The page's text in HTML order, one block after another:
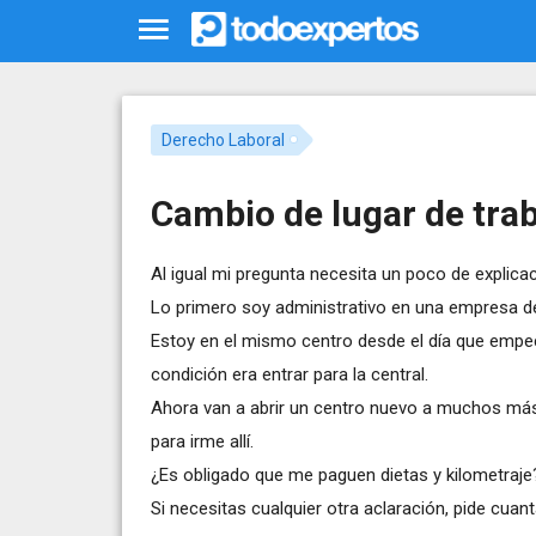
Derecho Laboral
Cambio de lugar de
Al igual mi pregunta necesita un poco de
Lo primero soy administrativo en una empresa
Estoy en el mismo centro desde el día que
condición era entrar para la central.
Ahora van a abrir un centro nuevo a muchos
para irme allí.
¿Es obligado que me paguen dietas y
Si necesitas cualquier otra aclaración, pide